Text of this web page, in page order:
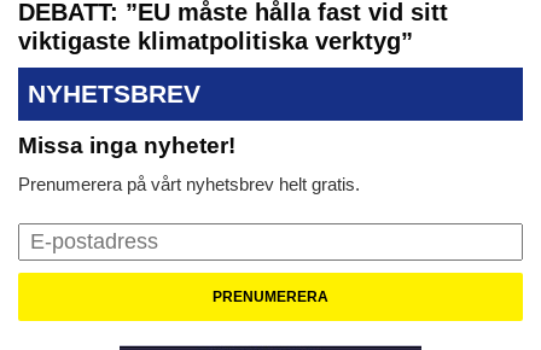
DEBATT: ”EU måste hålla fast vid sitt
viktigaste klimatpolitiska verktyg”
NYHETSBREV
Missa inga nyheter!
Prenumerera på vårt nyhetsbrev helt gratis.